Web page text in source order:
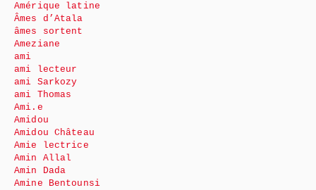
Amérique latine
Âmes d’Atala
âmes sortent
Ameziane
ami
ami lecteur
ami Sarkozy
ami Thomas
Ami.e
Amidou
Amidou Château
Amie lectrice
Amin Allal
Amin Dada
Amine Bentounsi